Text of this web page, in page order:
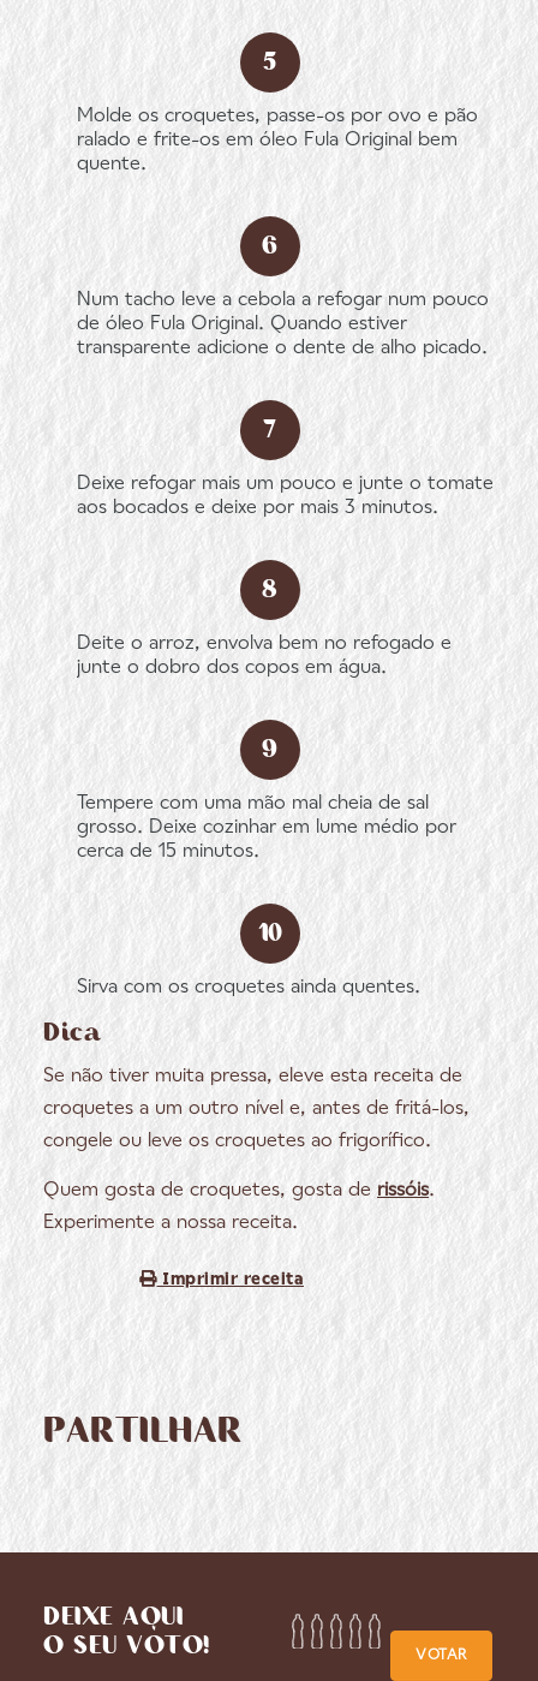
Molde os croquetes, passe-os por ovo e pão
ralado e frite-os em óleo Fula Original bem
quente.
Num tacho leve a cebola a refogar num pouco
de óleo Fula Original. Quando estiver
transparente adicione o dente de alho picado.
Deixe refogar mais um pouco e junte o tomate
aos bocados e deixe por mais 3 minutos.
Deite o arroz, envolva bem no refogado e
junte o dobro dos copos em água.
Tempere com uma mão mal cheia de sal
grosso. Deixe cozinhar em lume médio por
cerca de 15 minutos.
Sirva com os croquetes ainda quentes.
Dica
Se não tiver muita pressa, eleve esta receita de
croquetes a um outro nível e, antes de fritá-los,
congele ou leve os croquetes ao frigorífico.
Quem gosta de croquetes, gosta de rissóis.
Experimente a nossa receita.
Imprimir receita
PARTILHAR
DEIXE AQUI
O SEU VOTO!
VOTAR